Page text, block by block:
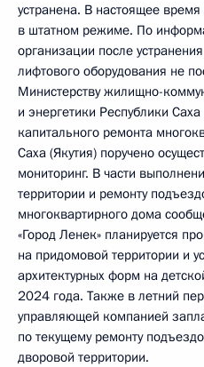
устранена. В настоящее
в штатном режиме. По
организации после
лифтового оборудования не
Министерству жилищно-
и энергетики Республики
капитального ремонта
Саха (Якутия) поручено
мониторинг. В части
территории и ремонту
многоквартирного дома
«Город Ленек» планируется
на придомовой территории и
архитектурных форм на
2024 года. Также в летний
управляющей компанией
по текущему ремонту
дворовой территории.